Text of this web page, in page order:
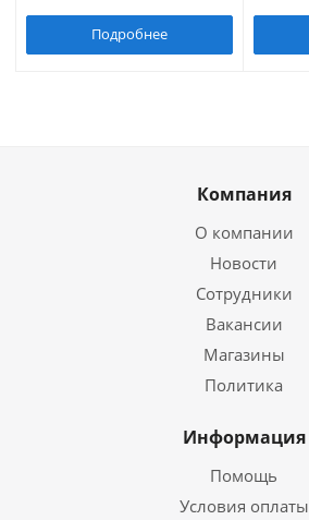
Подробнее
Компания
О компании
Новости
Сотрудники
Вакансии
Магазины
Политика
Информация
Помощь
Условия оплаты